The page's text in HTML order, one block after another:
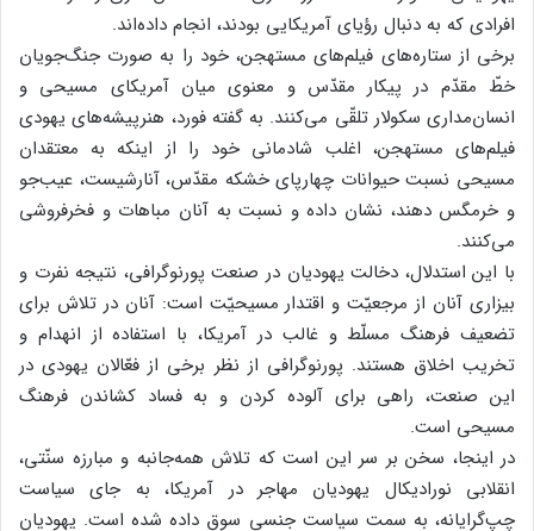
افرادی که به دنبال رؤیای آمریکایی بودند، انجام داده‌اند.
برخی از ستاره‌های فیلم‌های مستهجن، خود را به صورت جنگ‌جویان
خطّ مقدّم در پیکار مقدّس و معنوی میان آمریکای مسیحی و
انسان‌مداری سکولار تلقّی می‌کنند. به گفته فورد، هنرپیشه‌های یهودی
فیلم‌های مستهجن، اغلب شادمانی خود را از اینکه به معتقدان
مسیحی نسبت حیوانات چهارپای خشکه مقدّس، آنارشیست، عیب‌جو
و خرمگس دهند، نشان داده و نسبت به آنان مباهات و فخرفروشی
می‌کنند.
با این استدلال، دخالت یهودیان در صنعت پورنوگرافی، نتیجه نفرت و
بیزاری آنان از مرجعیّت و اقتدار مسیحیّت است: آنان در تلاش برای
تضعیف فرهنگ مسلّط و غالب در آمریکا، با استفاده از انهدام و
تخریب اخلاق هستند. پورنوگرافی از نظر برخی از فعّالان یهودی در
این صنعت، راهی برای آلوده کردن و به فساد کشاندن فرهنگ
مسیحی است.
در اینجا، سخن بر سر این است که تلاش همه‌جانبه و مبارزه سنّتی،
انقلابی نورادیکال یهودیان مهاجر در آمریکا، به جای سیاست
چپ‌گرایانه، به سمت سیاست جنسی سوق داده شده است. یهودیان